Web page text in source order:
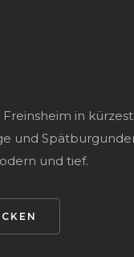
in
und
und tief.